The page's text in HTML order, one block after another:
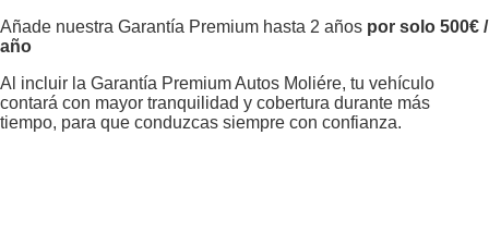
Añade nuestra Garantía Premium hasta 2 años por solo 500€ /
año
Al incluir la Garantía Premium Autos Moliére, tu vehículo
contará con mayor tranquilidad y cobertura durante más
tiempo, para que conduzcas siempre con confianza.